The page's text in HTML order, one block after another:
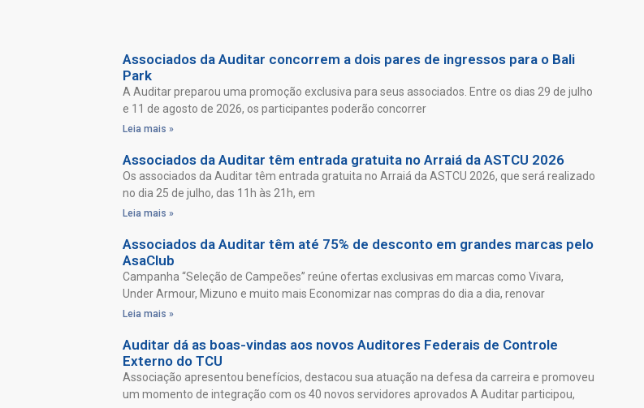
Associados da Auditar concorrem a dois pares de ingressos para o Bali
Park
A Auditar preparou uma promoção exclusiva para seus associados. Entre os dias 29 de julho
e 11 de agosto de 2026, os participantes poderão concorrer
Leia mais »
Associados da Auditar têm entrada gratuita no Arraiá da ASTCU 2026
Os associados da Auditar têm entrada gratuita no Arraiá da ASTCU 2026, que será realizado
no dia 25 de julho, das 11h às 21h, em
Leia mais »
Associados da Auditar têm até 75% de desconto em grandes marcas pelo
AsaClub
Campanha “Seleção de Campeões” reúne ofertas exclusivas em marcas como Vivara,
Under Armour, Mizuno e muito mais Economizar nas compras do dia a dia, renovar
Leia mais »
Auditar dá as boas-vindas aos novos Auditores Federais de Controle
Externo do TCU
Associação apresentou benefícios, destacou sua atuação na defesa da carreira e promoveu
um momento de integração com os 40 novos servidores aprovados A Auditar participou,